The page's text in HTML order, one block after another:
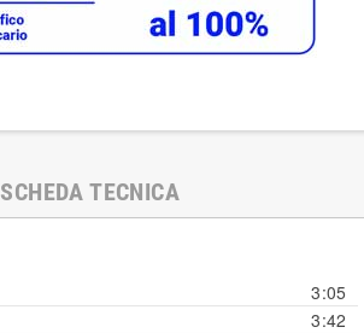
SCHEDA TECNICA
3:05
3:42